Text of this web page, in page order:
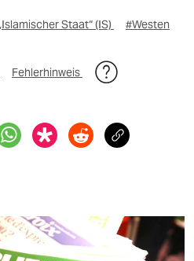
Staat“ (IS) #Westen
Fehlerhinweis